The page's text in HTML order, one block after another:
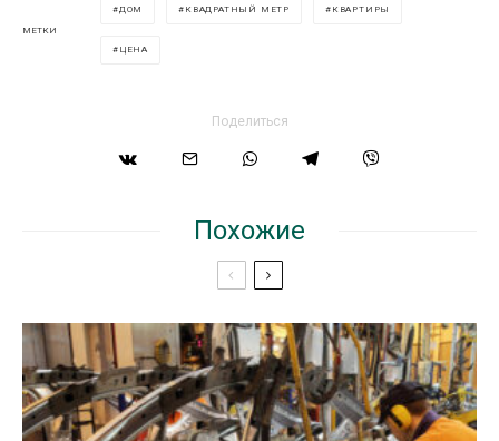
МЕТКИ
ДОМ КВАДРАТНЫЙ МЕТР КВАРТИРЫ
ЦЕНА
Поделиться
Похожие